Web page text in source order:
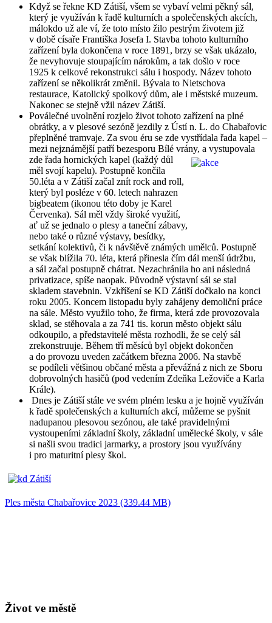
Když se řekne KD Zátiší, všem se vybaví velmi pěkný sál,
který je využíván k řadě kulturních a společenských akcích,
málokdo už ale ví, že toto místo žilo pestrým životem již
v době císaře Františka Josefa I. Stavba tohoto kulturního
zařízení byla dokončena v roce 1891, brzy se však ukázalo,
že nevyhovuje stoupajícím nárokům, a tak došlo v roce
1925 k celkové rekonstrukci sálu i hospody. Název tohoto
zařízení se několikrát změnil. Bývala to Nietschova
restaurace, Katolický spolkový dům, ale i městské muzeum.
Nakonec se stejně vžil název Zátiší.
Poválečné uvolnění rozjelo život tohoto zařízení na plné
obrátky, a v plesové sezóně jezdily z Ústí n. L. do Chabařovic
přeplněné tramvaje. Za svou éru se zde vystřídala řada kapel –
mezi nejznámější patří bezesporu Bílé vrány, a vystupovala
zde řada hornických kapel (každý důl
měl svojí kapelu). Postupně končila
50.léta a v Zátiší začal znít rock and roll,
který byl posléze v 60. letech nahrazen
bigbeatem (ikonou této doby je Karel
Červenka). Sál měl vždy široké využití,
ať už se jednalo o plesy a taneční zábavy,
nebo také o různé výstavy, besídky,
setkání kolektivů, či k návštěvě známých umělců. Postupně
se však blížila 70. léta, která přinesla čím dál menší údržbu,
a sál začal postupně chátrat. Nezachránila ho ani následná
privatizace, spíše naopak. Původně výstavní sál se stal
skladem stavebnin. Vzkříšení se KD Zátiší dočkalo na konci
roku 2005. Koncem listopadu byly zahájeny demoliční práce
na sále. Město využilo toho, že firma, která zde provozovala
sklad, se stěhovala a za 741 tis. korun město objekt sálu
odkoupilo, a představitelé města rozhodli, že se celý sál
zrekonstruuje. Během tří měsíců byl objekt dokončen
a do provozu uveden začátkem března 2006. Na stavbě
se podíleli většinou občané města a převážná z nich ze Sboru
dobrovolných hasičů (pod vedením Zdeňka Ležoviče a Karla
Krále).
Dnes je Zátiší stále ve svém plném lesku a je hojně využíván
k řadě společenských a kulturních akcí, můžeme se pyšnit
nadupanou plesovou sezónou, ale také pravidelnými
vystoupeními základní školy, základní umělecké školy, v sále
si našli svou tradici jarmarky, a prostory jsou využívány
i pro maturitní plesy škol.
Ples města Chabařovice 2023 (339.44 MB)
Život ve městě